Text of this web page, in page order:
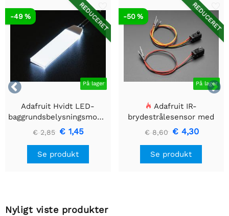


REDUCERET
På lager
-49 %
Adafruit Hvidt LED-
baggrundsbelysningsmodul
- Lille 12mm x 40mm
€ 2,85 € 1,45
Se produkt
REDUCERET
På lager
-50 %
Adafruit IR-
brydestrålesensor med
premium ledningsstuds -
5 mm LED'er
€ 8,60 € 4,30
Se produkt
Nyligt viste produkter